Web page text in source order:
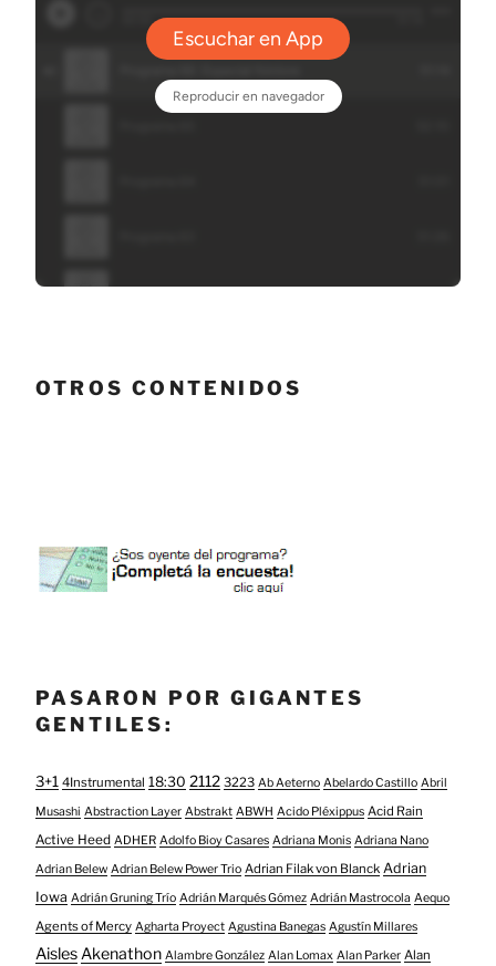
OTROS CONTENIDOS
PASARON POR GIGANTES
GENTILES:
3+1 4Instrumental 18:30 2112 3223 Ab Aeterno Abelardo Castillo Abril
Musashi Abstraction Layer Abstrakt ABWH Acido Pléxippus Acid Rain
Active Heed ADHER Adolfo Bioy Casares Adriana Monis Adriana Nano
Adrian Belew Adrian Belew Power Trio Adrian Filak von Blanck Adrian
Iowa Adrián Gruning Trío Adrián Marqués Gómez Adrián Mastrocola Aequo
Agents of Mercy Agharta Proyect Agustina Banegas Agustín Millares
AislesAkenathon Alambre González Alan Lomax Alan Parker Alan